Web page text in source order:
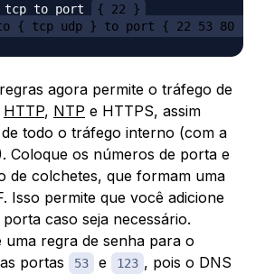
tcp to port
{ 22 }
{ tcp udp } to port { 22 53 80
agora permite o tráfego de
HTTP, NTP e HTTPS, assim
todo o tráfego interno (com a
Coloque os números de porta e
de colchetes, que formam uma
Isso permite que você adicione
caso seja necessário.
uma regra de senha para o
portas
53 e 123 , pois o DNS